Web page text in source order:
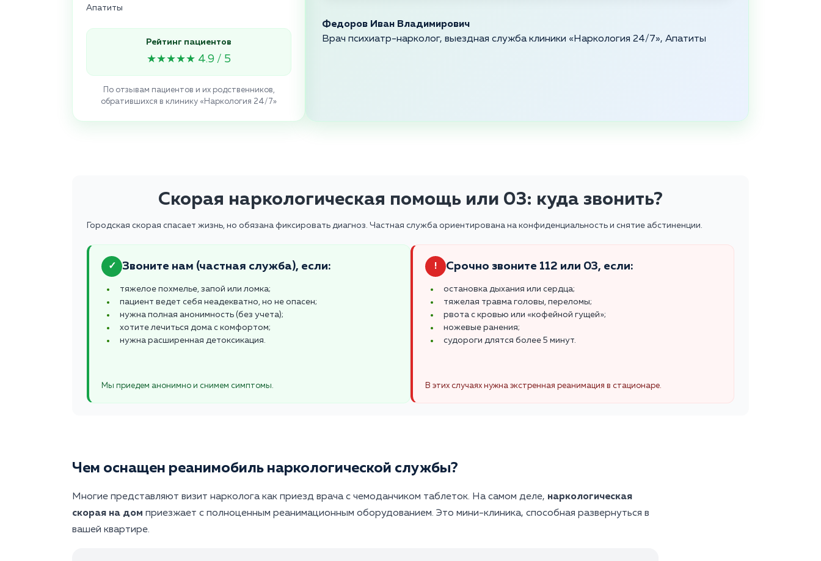
Апатиты
Рейтинг пациентов
★★★★★ 4.9 / 5
По отзывам пациентов и их родственников,
обратившихся в клинику «Наркология 24/7»
Федоров Иван Владимирович
Врач психиатр-нарколог, выездная служба клиники «Наркология 24/7», Апатиты
Скорая наркологическая помощь или 03: куда звонить?
Городская скорая спасает жизнь, но обязана фиксировать диагноз. Частная служба ориентирована на конфиденциальность и снятие абстиненции.
✓ Звоните нам (частная служба), если:
тяжелое похмелье, запой или ломка;
пациент ведет себя неадекватно, но не опасен;
нужна полная анонимность (без учета);
хотите лечиться дома с комфортом;
нужна расширенная детоксикация.
Мы приедем анонимно и снимем симптомы.
! Срочно звоните 112 или 03, если:
остановка дыхания или сердца;
тяжелая травма головы, переломы;
рвота с кровью или «кофейной гущей»;
ножевые ранения;
судороги длятся более 5 минут.
В этих случаях нужна экстренная реанимация в стационаре.
Чем оснащен реанимобиль наркологической службы?
Многие представляют визит нарколога как приезд врача с чемоданчиком таблеток. На самом деле, наркологическая
скорая на дом приезжает с полноценным реанимационным оборудованием. Это мини-клиника, способная развернуться в
вашей квартире.